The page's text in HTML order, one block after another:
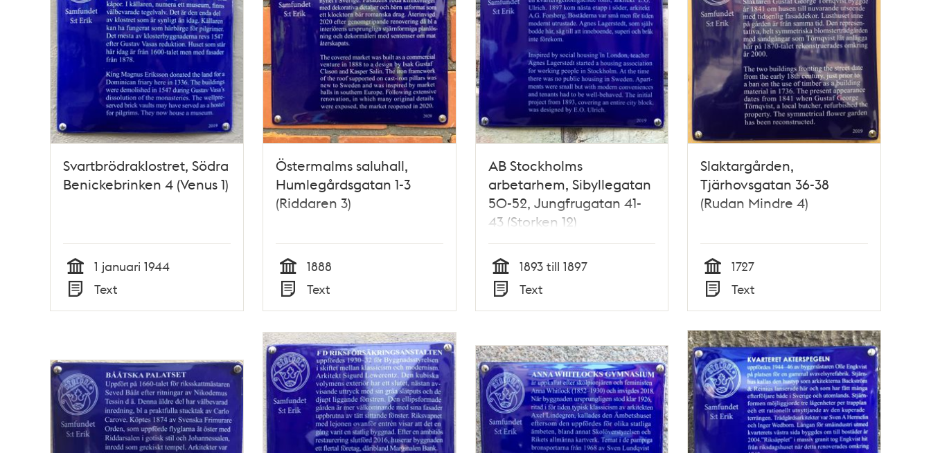
Svartbrödraklostret, Södra
Benickebrinken 4 (Venus 1)
Tid
1 januari 1944
Text
Östermalms saluhall,
Humlegårdsgatan 1-3
(Riddaren 3)
Tid
1888
Text
AB Stockholms
arbetarhem, Sibyllegatan
50-52, Jungfrugatan 41-
43 (Storken 12)
Tid
1893 till 1897
Text
Slaktargården,
Tjärhovsgatan 36-38
(Rudan Mindre 4)
Tid
1727
Text